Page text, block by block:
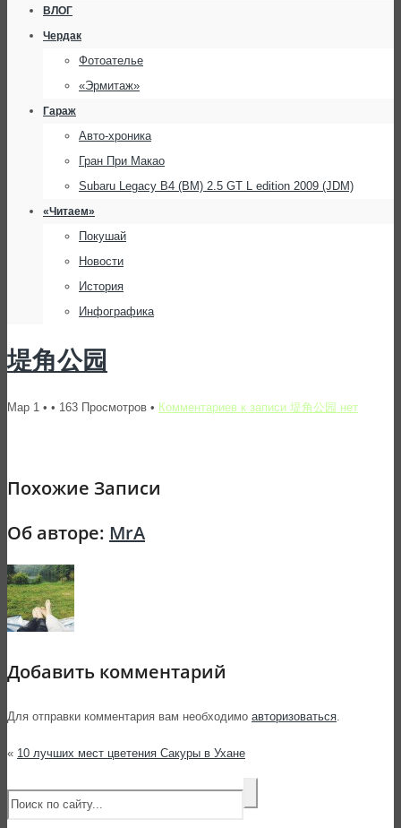
ВЛОГ
Чердак
Фотоателье
«Эрмитаж»
Гараж
Авто-хроника
Гран При Макао
Subaru Legacy B4 (BM) 2.5 GT L edition 2009 (JDM)
«Читаем»
Покушай
Новости
История
Инфографика
堤角公园
Мар 1 • • 163 Просмотров • Комментариев к записи 堤角公园 нет
Похожие Записи
Об авторе: MrA
Добавить комментарий
Для отправки комментария вам необходимо авторизоваться.
« 10 лучших мест цветения Сакуры в Ухане